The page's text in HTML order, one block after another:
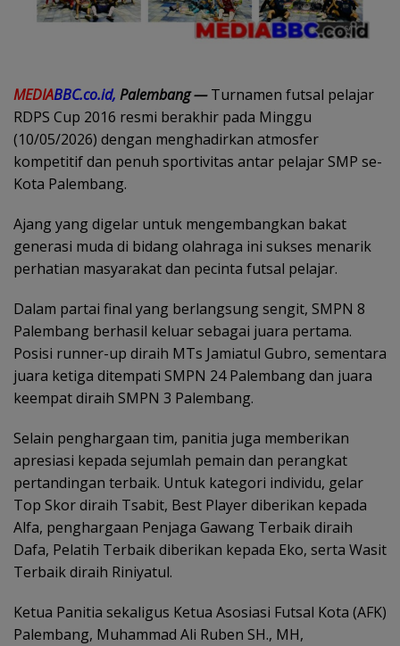
MEDIABBC.co.id, Palembang —Turnamen futsal pelajar
RDPS Cup 2016 resmi berakhir pada Minggu
(10/05/2026) dengan menghadirkan atmosfer
kompetitif dan penuh sportivitas antar pelajar SMP se-
Kota Palembang.
Ajang yang digelar untuk mengembangkan bakat
generasi muda di bidang olahraga ini sukses menarik
perhatian masyarakat dan pecinta futsal pelajar.
Dalam partai final yang berlangsung sengit, SMPN 8
Palembang berhasil keluar sebagai juara pertama.
Posisi runner-up diraih MTs Jamiatul Gubro, sementara
juara ketiga ditempati SMPN 24 Palembang dan juara
keempat diraih SMPN 3 Palembang.
Selain penghargaan tim, panitia juga memberikan
apresiasi kepada sejumlah pemain dan perangkat
pertandingan terbaik. Untuk kategori individu, gelar
Top Skor diraih Tsabit, Best Player diberikan kepada
Alfa, penghargaan Penjaga Gawang Terbaik diraih
Dafa, Pelatih Terbaik diberikan kepada Eko, serta Wasit
Terbaik diraih Riniyatul.
Ketua Panitia sekaligus Ketua Asosiasi Futsal Kota (AFK)
Palembang, Muhammad Ali Ruben SH., MH,